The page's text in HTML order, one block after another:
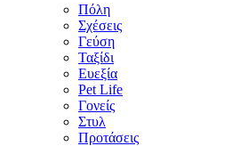
Πόλη
Σχέσεις
Γεύση
Ταξίδι
Ευεξία
Pet Life
Γονείς
Στυλ
Προτάσεις